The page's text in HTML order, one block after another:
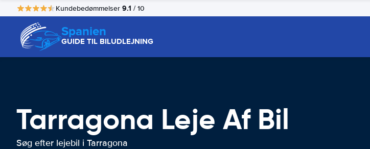
Kundebedømmelser 9.1 / 10
Spanien
GUIDE TIL BILUDLEJNING
Tarragona Leje Af Bil
Søg efter lejebil i Tarragona